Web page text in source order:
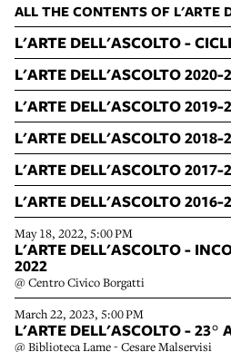
ALL THE CONTENTS OF L'ARTE
L'ARTE DELL'ASCOLTO -
L'ARTE DELL'ASCOLTO 2020-
L'ARTE DELL'ASCOLTO 2019-
L'ARTE DELL'ASCOLTO 2018-
L'ARTE DELL'ASCOLTO 2017-
L'ARTE DELL'ASCOLTO 2016-
May 18, 2022, 5:00 PM
L'ARTE DELL'ASCOLTO -
2022
@ Centro Civico Borgatti
March 22, 2023, 5:00 PM
L'ARTE DELL'ASCOLTO - 23°
@ Biblioteca Lame - Cesare Malservisi